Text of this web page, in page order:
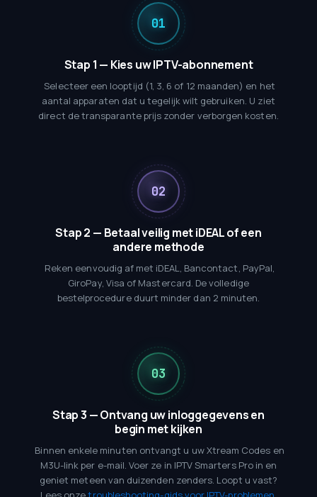
Stap 1 — Kies uw IPTV-abonnement
Selecteer een looptijd (1, 3, 6 of 12 maanden) en het
aantal apparaten dat u tegelijk wilt gebruiken. U ziet
direct de transparante prijs zonder verborgen kosten.
Stap 2 — Betaal veilig met iDEAL of een
andere methode
Reken eenvoudig af met iDEAL, Bancontact, PayPal,
GiroPay, Visa of Mastercard. De volledige
bestelprocedure duurt minder dan 2 minuten.
Stap 3 — Ontvang uw inloggegevens en
begin met kijken
Binnen enkele minuten ontvangt u uw Xtream Codes en
M3U-link per e-mail. Voer ze in IPTV Smarters Pro in en
geniet meteen van duizenden zenders. Loopt u vast?